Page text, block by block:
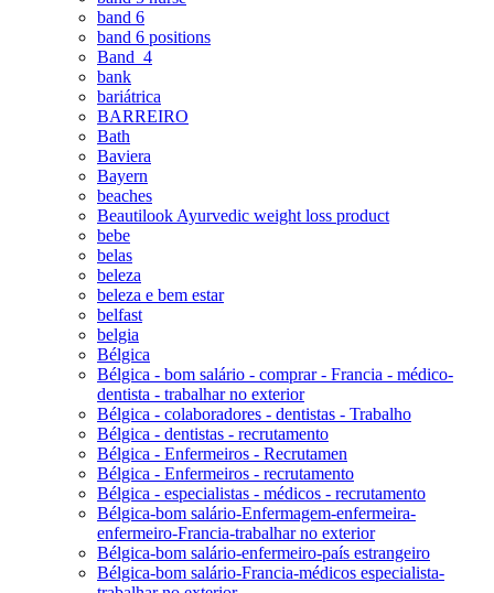
band 6
band 6 positions
Band_4
bank
bariátrica
BARREIRO
Bath
Baviera
Bayern
beaches
Beautilook Ayurvedic weight loss product
bebe
belas
beleza
beleza e bem estar
belfast
belgia
Bélgica
Bélgica - bom salário - comprar - Francia - médico-
dentista - trabalhar no exterior
Bélgica - colaboradores - dentistas - Trabalho
Bélgica - dentistas - recrutamento
Bélgica - Enfermeiros - Recrutamen
Bélgica - Enfermeiros - recrutamento
Bélgica - especialistas - médicos - recrutamento
Bélgica-bom salário-Enfermagem-enfermeira-
enfermeiro-Francia-trabalhar no exterior
Bélgica-bom salário-enfermeiro-país estrangeiro
Bélgica-bom salário-Francia-médicos especialista-